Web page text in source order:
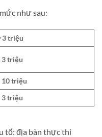
như sau:
3 triệu
3 triệu
10 triệu
3 triệu
tố: địa bàn thực thi